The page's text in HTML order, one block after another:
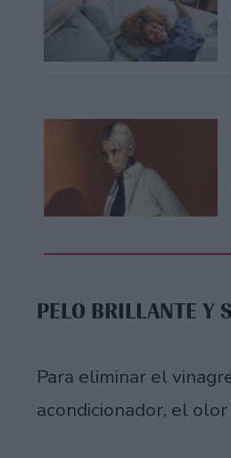
PELO BRILLANTE Y
Para eliminar el
acondicionador, el